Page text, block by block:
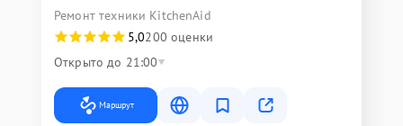
Ремонт техники KitchenAid
5,0200 оценки
Открыто до 21:00
Маршрут